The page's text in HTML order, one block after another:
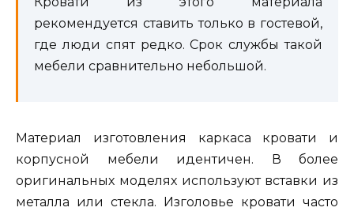
рекомендуется ставить только в гостевой,
где люди спят редко. Срок службы такой
мебели сравнительно небольшой.
Материал изготовления каркаса кровати и
корпусной мебели идентичен. В более
оригинальных моделях используют вставки из
металла или стекла. Изголовье кровати часто